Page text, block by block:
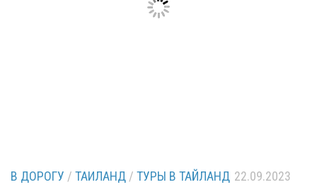
В ДОРОГУ / ТАИЛАНД / ТУРЫ В ТАЙЛАНД 22.09.2023